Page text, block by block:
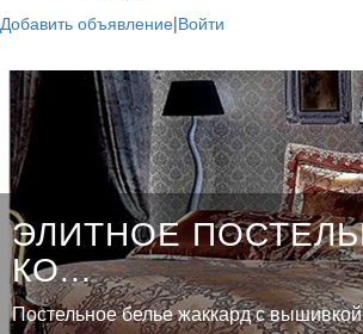
Добавить объявление|Войти
ЭЛИТНОЕ
КО...
Постельное белье жаккард с